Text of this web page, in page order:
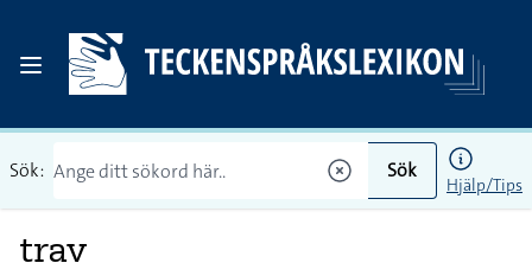
Sök: Sök
Hjälp/Tips
trav